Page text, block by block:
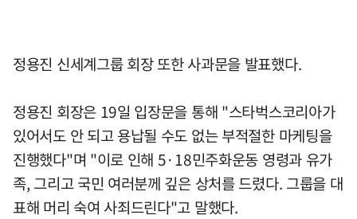
정용진 신세계그룹 회장 또한 사과문을 발표했다.
정용진 회장은 19일 입장문을 통해 "스타벅스코리아가
있어서도 안 되고 용납될 수도 없는 부적절한 마케팅을
진행했다"며 "이로 인해 5·18민주화운동 영령과 유가
족, 그리고 국민 여러분께 깊은 상처를 드렸다. 그룹을 대
표해 머리 숙여 사죄드린다"고 말했다.